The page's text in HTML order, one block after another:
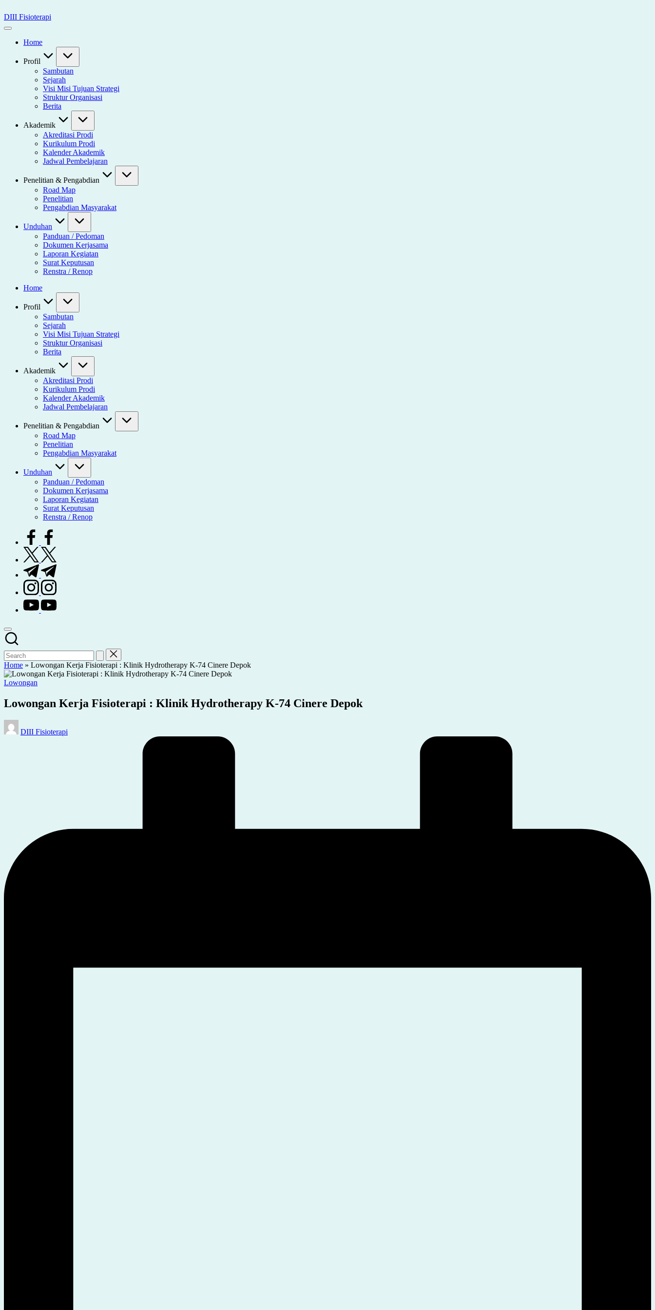
to
content
DIII Fisioterapi
Universitas
HusadaHome
Profil
Sambutan
Sejarah
Visi Misi Tujuan Strategi
Struktur Organisasi
Berita
Akademik
Akreditasi Prodi
Kurikulum Prodi
Kalender Akademik
Jadwal Pembelajaran
Penelitian & Pengabdian
Road Map
Penelitian
Pengabdian Masyarakat
Unduhan
Panduan / Pedoman
Dokumen Kerjasama
Laporan Kegiatan
Surat Keputusan
Renstra / Renop
Home
Profil
Sambutan
Sejarah
Visi Misi Tujuan Strategi
Struktur Organisasi
Berita
Akademik
Akreditasi Prodi
Kurikulum Prodi
Kalender Akademik
Jadwal Pembelajaran
Penelitian & Pengabdian
Road Map
Penelitian
Pengabdian Masyarakat
Unduhan
Panduan / Pedoman
Dokumen Kerjasama
Laporan Kegiatan
Surat Keputusan
Renstra / Renop
facebook.com
twitter.com
t.me
instagram.com
youtube.com
Home » Lowongan Kerja Fisioterapi : Klinik Hydrotherapy K-74 Cinere Depok
Posted
Lowongan
Lowongan Kerja Fisioterapi : Klinik Hydrotherapy K-74 Cinere Depok
Posted
by
DIII Fisioterapi